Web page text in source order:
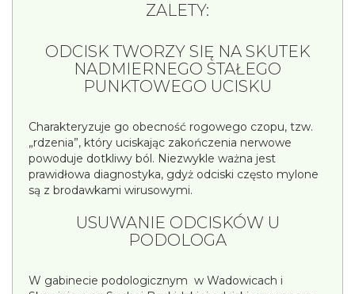
ZALETY:
ODCISK TWORZY SIĘ NA SKUTEK
NADMIERNEGO STAŁEGO
PUNKTOWEGO UCISKU
Charakteryzuje go obecność rogowego czopu, tzw.
„rdzenia”, który uciskając zakończenia nerwowe
powoduje dotkliwy ból. Niezwykle ważna jest
prawidłowa diagnostyka, gdyż odciski często mylone
są z brodawkami wirusowymi.
USUWANIE ODCISKÓW U
PODOLOGA
W gabinecie podologicznym w Wadowicach i